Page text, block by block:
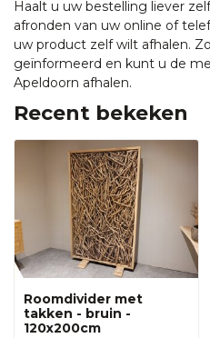
Haalt u uw bestelling liever
afronden van uw online of
uw product zelf wilt afhalen.
geïnformeerd en kunt u de
Apeldoorn afhalen.
Recent bekeken
Roomdivider met
takken - bruin -
120x200cm